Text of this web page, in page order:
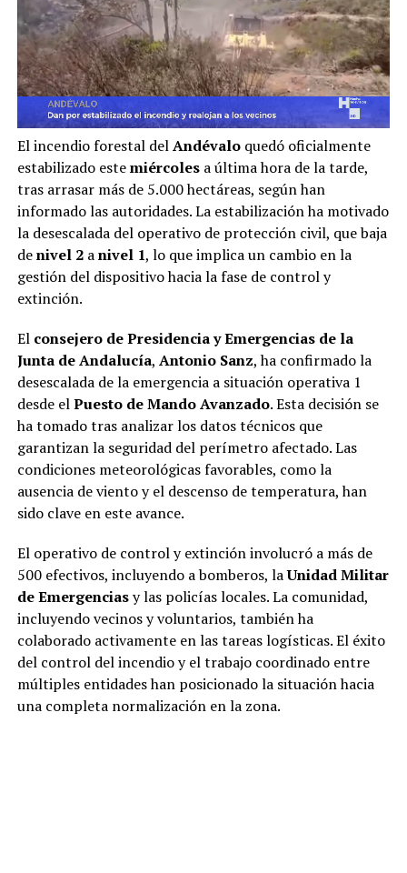
El incendio forestal delAndévaloquedó oficialmente
estabilizado estemiércolesa última hora de la tarde,
tras arrasar más de 5.000 hectáreas, según han
informado las autoridades. La estabilización ha motivado
la desescalada del operativo de protección civil, que baja
denivel 2anivel 1, lo que implica un cambio en la
gestión del dispositivo hacia la fase de control y
extinción.
El consejero de Presidencia y Emergencias de la
Junta de Andalucía, Antonio Sanz, ha confirmado la
desescalada de la emergencia a situación operativa 1
desde elPuesto de Mando Avanzado. Esta decisión se
ha tomado tras analizar los datos técnicos que
garantizan la seguridad del perímetro afectado. Las
condiciones meteorológicas favorables, como la
ausencia de viento y el descenso de temperatura, han
sido clave en este avance.
El operativo de control y extinción involucró a más de
500 efectivos, incluyendo a bomberos, laUnidad Militar
de Emergenciasy las policías locales. La comunidad,
incluyendo vecinos y voluntarios, también ha
colaborado activamente en las tareas logísticas. El éxito
del control del incendio y el trabajo coordinado entre
múltiples entidades han posicionado la situación hacia
una completa normalización en la zona.